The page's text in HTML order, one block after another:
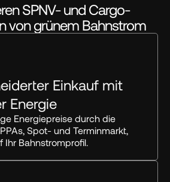
SPNV- und Cargo-
von grünem Bahnstrom
Einkauf mit
Energie
Energiepreise durch die
Spot- und Terminmarkt,
Ihr Bahnstromprofil.